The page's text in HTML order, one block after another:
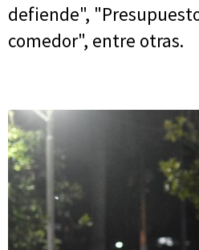
defiende",
comedor", entre otras.